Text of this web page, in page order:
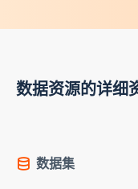
数据资源的详细
数据集